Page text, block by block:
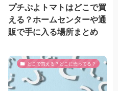
プチぷよトマトはどこで買
える？ホームセンターや通
販で手に入る場所まとめ
どこで買える？どこに売ってる？